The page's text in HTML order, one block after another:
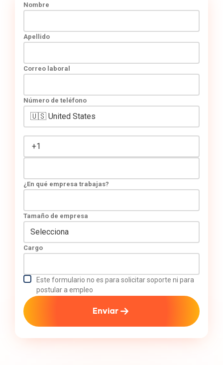
Nombre
Apellido
Correo laboral
Número de teléfono
¿En qué empresa trabajas?
Tamaño de empresa
Cargo
Este formulario no es para solicitar soporte ni para
postular a empleo
Enviar